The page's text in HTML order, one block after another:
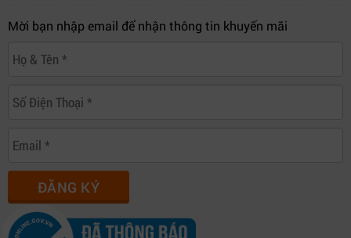
Mời bạn nhập email để nhận thông tin khuyến mãi
ĐĂNG KÝ